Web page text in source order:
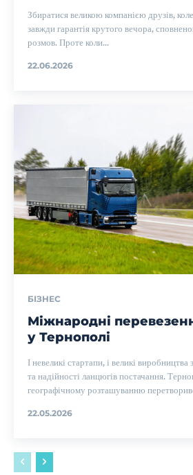
Збиратися великою компанією друзів,
завжди гарантія крутого вечора,
розмов. Проте коли...
22.06.2026
БІЗНЕС
Міжнародні
у Тернополі
І невеликі стартапи, і великі виробництва
та надійності ланцюгів постачання.
географічному розташуванню
22.05.2026